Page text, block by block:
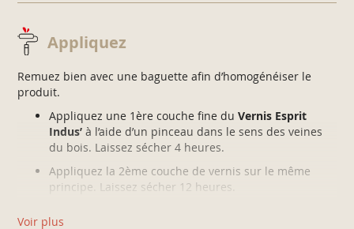
Appliquez
Remuez bien avec une baguette afin d’homogénéiser le
produit.
Appliquez une 1ère couche fine du Vernis Esprit
Indus’ à l’aide d’un pinceau dans le sens des veines
du bois. Laissez sécher 4 heures.
Appliquez la 2ème couche de vernis sur le même
principe. Laissez sécher 12 heures.
Voir plus